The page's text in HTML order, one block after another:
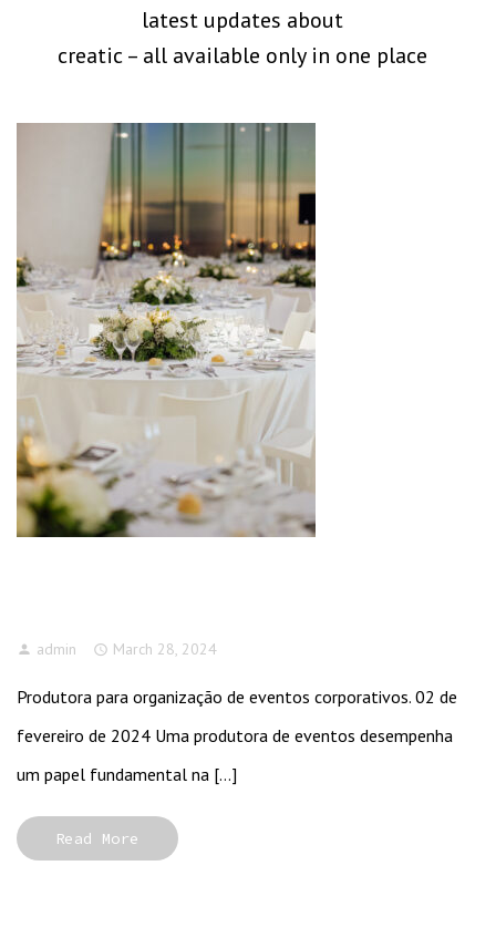
latest updates about
creatic – all available only in one place
admin March 28, 2024
Produtora para organização de eventos corporativos. 02 de
fevereiro de 2024 Uma produtora de eventos desempenha
um papel fundamental na […]
Read More